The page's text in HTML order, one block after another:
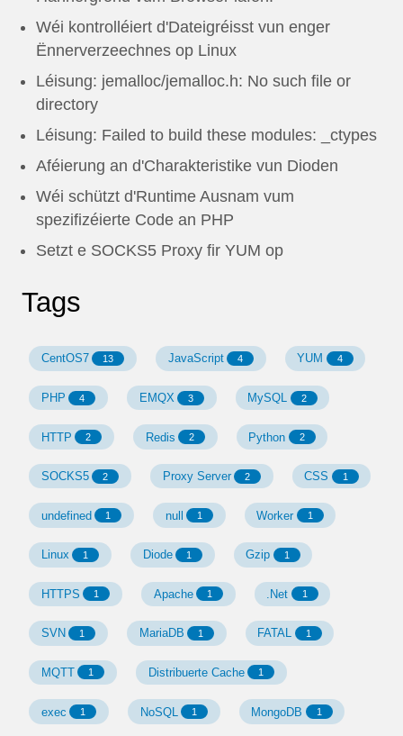
Wéi kontrolléiert d'Dateigréisst vun enger
Ënnerverzeechnes op Linux
Léisung: jemalloc/jemalloc.h: No such file or
directory
Léisung: Failed to build these modules: _ctypes
Aféierung an d'Charakteristike vun Dioden
Wéi schützt d'Runtime Ausnam vum
spezifizéierte Code an PHP
Setzt e SOCKS5 Proxy fir YUM op
Tags
CentOS7 13 JavaScript 4 YUM 4
PHP 4 EMQX 3 MySQL 2
HTTP 2 Redis 2 Python 2
SOCKS5 2 Proxy Server 2 CSS 1
undefined 1 null 1 Worker 1
Linux 1 Diode 1 Gzip 1
HTTPS 1 Apache 1 .Net 1
SVN 1 MariaDB 1 FATAL 1
MQTT 1 Distribuerte Cache 1
exec 1 NoSQL 1 MongoDB 1